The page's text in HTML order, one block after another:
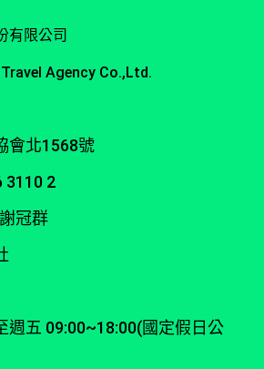
有限公司
Agency Co.,Ltd.
會北1568號
3110 2
冠群
週五 09:00~18:00(國定假日公